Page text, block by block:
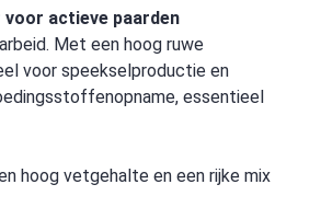
actieve paarden
Met een hoog ruwe
voor speekselproductie en
essentieel
hoog vetgehalte en een rijke mix